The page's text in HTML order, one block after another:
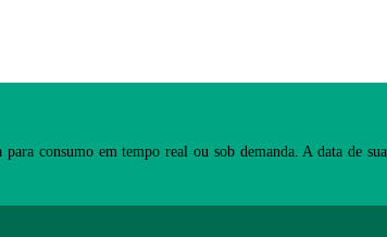
consumo em tempo real ou sob demanda. A data de